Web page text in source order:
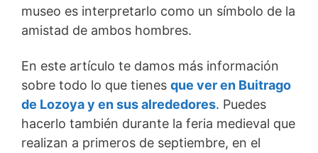
museo es interpretarlo como un símbolo de la
amistad de ambos hombres.
En este artículo te damos más información
sobre todo lo que tienes que ver en Buitrago
de Lozoya y en sus alrededores. Puedes
hacerlo también durante la feria medieval que
realizan a primeros de septiembre, en el